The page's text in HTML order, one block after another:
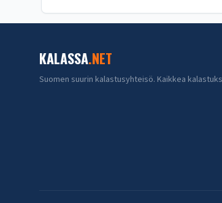
KALASSA.NET
Suomen suurin kalastusyhteisö. Kaikkea